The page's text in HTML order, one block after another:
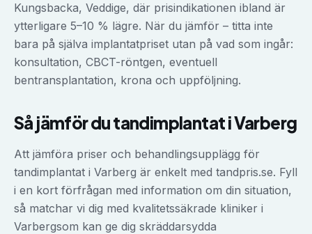
Kungsbacka, Veddige, där prisindikationen ibland är
ytterligare 5–10 % lägre. När du jämför – titta inte
bara på själva implantatpriset utan på vad som ingår:
konsultation, CBCT-röntgen, eventuell
bentransplantation, krona och uppföljning.
Så jämför dutandimplantatiVarberg
Att jämföra priser och behandlingsupplägg för
tandimplantat i Varberg är enkelt med tandpris.se. Fyll
i en kort förfrågan med information om din situation,
så matchar vi dig med kvalitetssäkrade kliniker i
Varbergsom kan ge dig skräddarsydda